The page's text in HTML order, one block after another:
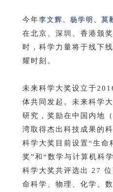
今年李文辉、杨学明、莫
在北京、深圳、香港颁
时，科学力量将于线下
耀时刻。
未来科学大奖设立于
体共同发起。未来科学
研究，奖励在中国内地
湾取得杰出科技成果的
科学大奖目前设置“生命
奖”和“数学与计算机科
科学大奖共评选出 27
命科学、物理、化学、